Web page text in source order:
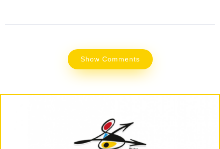
Show Comments